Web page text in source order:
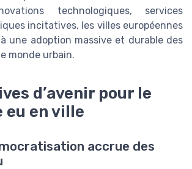
technologiques, services
incitatives, les villes européennes
une adoption massive et durable des
monde urbain.
d’avenir pour le
en ville
accrue des